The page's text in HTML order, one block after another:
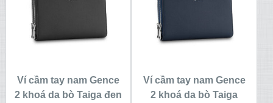
Ví cầm tay nam Gence
2 khoá da bò Taiga đen
Ví cầm tay nam Gence
2 khoá da bò Taiga